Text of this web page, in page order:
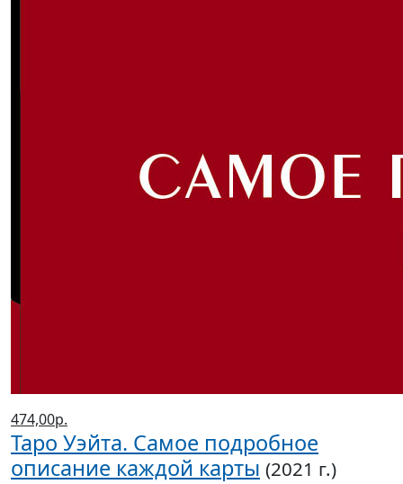
474,00р.
Таро Уэйта. Самое подробное
описание каждой карты (2021 г.)